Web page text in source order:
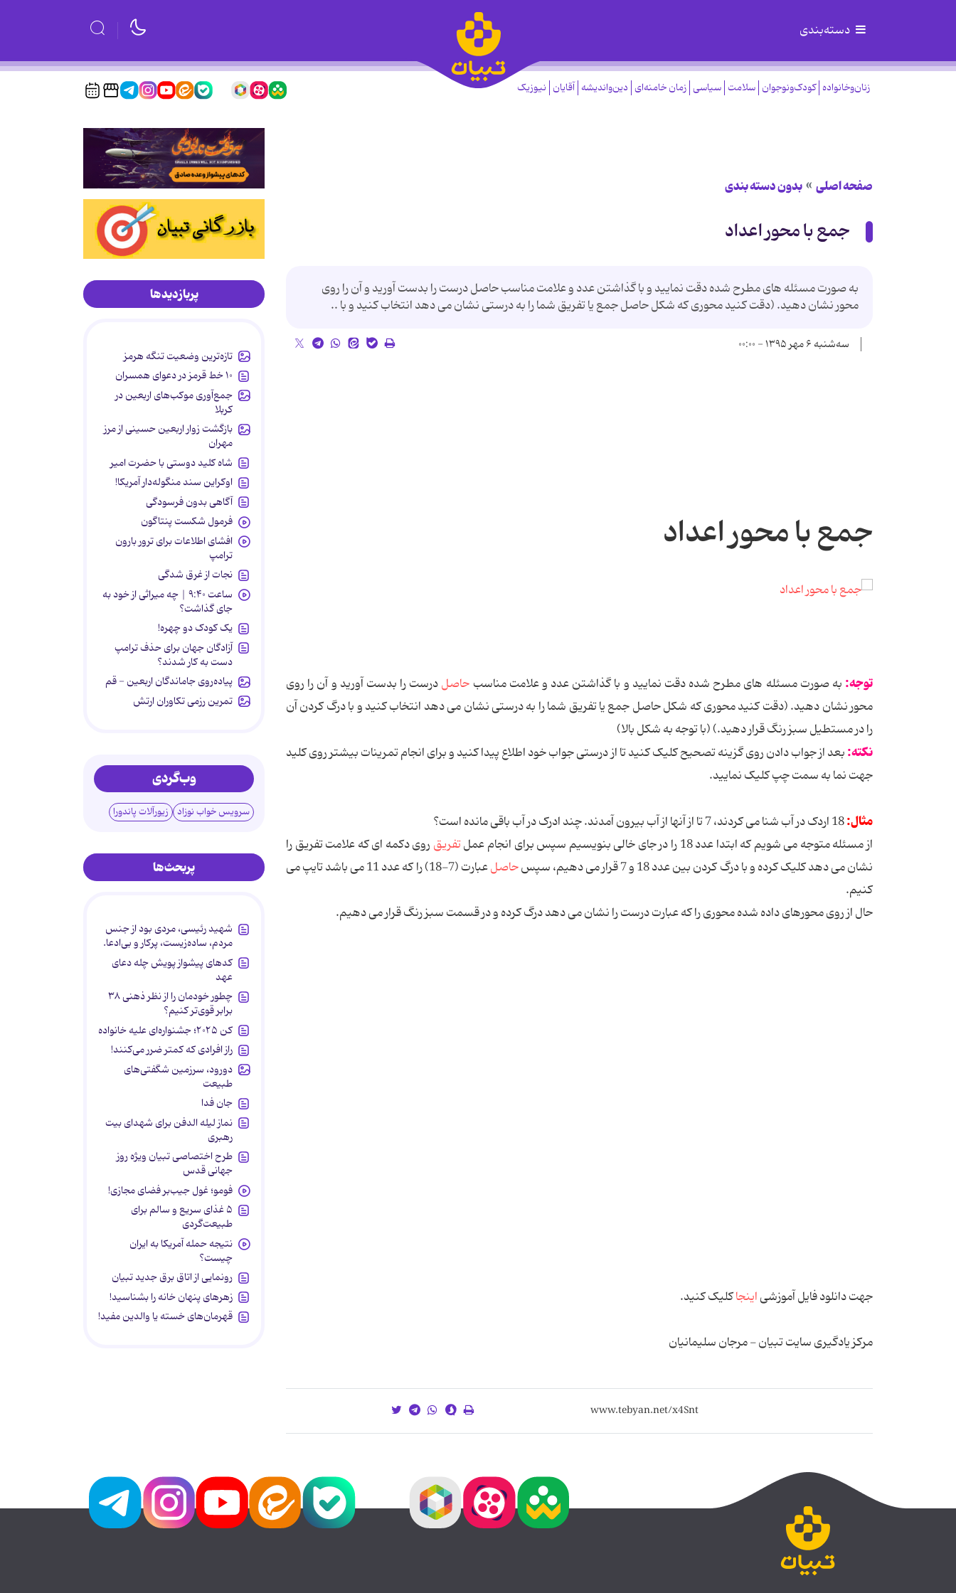
دسته‌بندی
زنان‌وخانواده کودک‌ونوجوان سلامت سیاسی زمان خامنه‌ای دین‌واندیشه آقایان نیوزیک
صفحه اصلی بدون دسته بندی
جمع با محور اعداد
به صورت مسئله های مطرح شده دقت نمایید و با گذاشتن عدد و علامت مناسب حاصل درست را بدست آورید و آن را روی
محور نشان دهید. (دقت کنید محوری که شکل حاصل جمع یا تفریق شما را به درستی نشان می دهد انتخاب کنید و با ..
سه‌شنبه ۶ مهر ۱۳۹۵ - ۰۰:۰۰
جمع با محور اعداد
توجه: به صورت مسئله های مطرح شده دقت نمایید و با گذاشتن عدد و علامت مناسب حاصلدرست را بدست آورید و آن را روی
محور نشان دهید. (دقت کنید محوری که شکل حاصل جمع یا تفریق شما را به درستی نشان می دهد انتخاب کنید و با درگ کردن آن
را در مستطیل سبز رنگ قرار دهید.) (با توجه به شکل بالا)
نکته:بعد از جواب دادن روی گزینه تصحیح کلیک کنید تا از درستی جواب خود اطلاع پیدا کنید و برای انجام تمرینات بیشتر روی کلید
جهت نما به سمت چپ کلیک نمایید.
مثال:
از مسئله متوجه می شویم که ابتدا عدد 18 را در جای خالی بنویسیم سپس برای انجام عمل
تفریق روی دکمه ای که علامت تفریق را
نشان می دهد کلیک کرده و با درگ کردن بین عدد 18 و 7 قرار می دهیم، سپس
حاصل
عبارت (7-18) را که عدد 11 می باشد تایپ می
کنیم.
حال از روی محورهای داده شده محوری را که عبارت درست را نشان می دهد درگ کرده و در قسمت سبز رنگ قرار می دهیم.
جهت دانلود فایل آموزشیاینجاکلیک کنید.
مرکز یادگیری سایت تبیان - مرجان سلیمانیان
پربازدیدها
تازه‌ترین وضعیت تنگه هرمز
۱۰ خط قرمز در دعوای همسران
جمع‌آوری موکب‌های اربعین در
کربلا
بازگشت زوار اربعین حسینی از مرز
مهران
شاه کلید دوستی با حضرت امیر
اوکراین سند منگوله‌دار آمریکا!
آگاهی بدون فرسودگی
فرمول شکست پنتاگون
افشای اطلاعات برای ترور بارون
ترامپ
نجات از غرق شدگی
ساعت ۹:۴۰ | چه میراثی از خود به
جای گذاشت؟
یک کودک دو چهره!
آزادگان جهان برای حذف ترامپ
دست به کار شدند؟
پیاده‌روی جاماندگان اربعین - قم
تمرین رزمی تکاوران ارتش
وب‌گردی
سرویس خواب نوزاد زیورآلات پاندورا
پربحث‌ها
شهید رئیسی، مردی بود از جنس
مردم، ساده‌زیست، پرکار و بی‌ادعا.
کدهای پیشواز پویش چله دعای
عهد
چطور خودمان را از نظر ذهنی ۳۸
برابر قوی‌تر کنیم؟
کن ۲۰۲۵؛ جشنواره‌ای علیه خانواده
راز افرادی که کمتر ضرر می‌کنند!
دورود، سرزمین شگفتی‌های
طبیعت
جان فدا
نماز لیله الدفن برای شهدای بیت
رهبری
طرح اختصاصی تبیان ویژه روز
جهانی قدس
فومو؛ غول جیب‌بر فضای مجازی!
۵ غذای سریع و سالم برای
طبیعت‌گردی
نتیجه حمله آمریکا به ایران
چیست؟
رونمایی از اتاق برق جدید تبیان
زهرهای پنهان خانه را بشناسید!
قهرمان‌های خسته یا والدین مفید!